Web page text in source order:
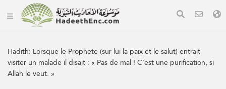
Hadith: Lorsque le Prophète (sur lui la paix et le salut) entrait
visiter un malade il disait : « Pas de mal ! C'est une purification, si
Allah le veut. »